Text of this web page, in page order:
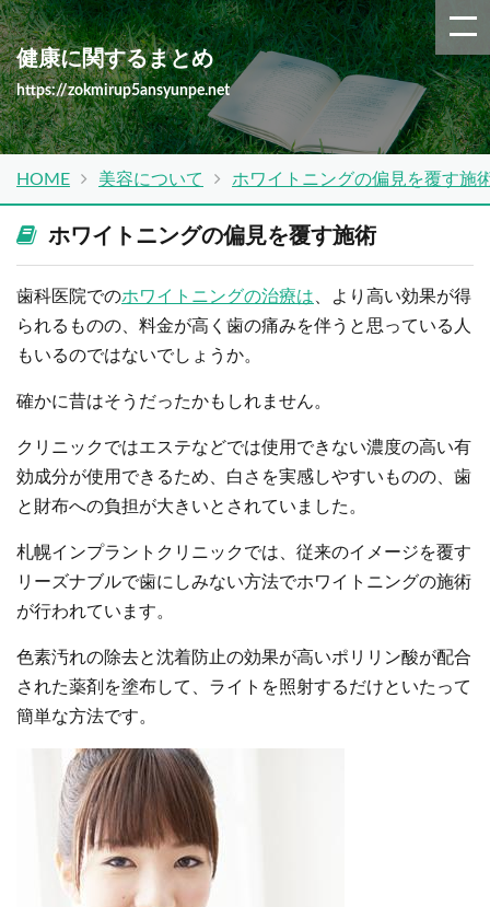
健康に関するまとめ
https://zokmirup5ansyunpe.net
HOME 美容について ホワイトニングの偏見を覆す施
ホワイトニングの偏見を覆す施術
歯科医院でのホワイトニングの治療は 、より高い効果が得
られるものの、料金が高く歯の痛みを伴うと思っている人
もいるのではないでしょうか。
確かに昔はそうだったかもしれません。
クリニックではエステなどでは使用できない濃度の高い有
効成分が使用できるため、白さを実感しやすいものの、歯
と財布への負担が大きいとされていました。
札幌インプラントクリニックでは、従来のイメージを覆す
リーズナブルで歯にしみない方法でホワイトニングの施術
が行われています。
色素汚れの除去と沈着防止の効果が高いポリリン酸が配合
された薬剤を塗布して、ライトを照射するだけといたって
簡単な方法です。